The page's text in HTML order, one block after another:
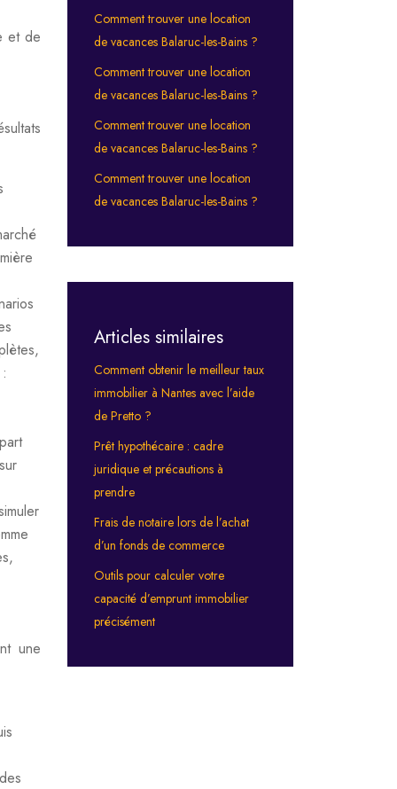
et de
une
Comment trouver une location
de vacances Balaruc-les-Bains ?
Comment trouver une location
de vacances Balaruc-les-Bains ?
Comment trouver une location
de vacances Balaruc-les-Bains ?
Comment trouver une location
de vacances Balaruc-les-Bains ?
Articles similaires
Comment obtenir le meilleur taux
immobilier à Nantes avec l’aide
de Pretto ?
Prêt hypothécaire : cadre
juridique et précautions à
prendre
Frais de notaire lors de l’achat
d’un fonds de commerce
Outils pour calculer votre
capacité d’emprunt immobilier
précisément